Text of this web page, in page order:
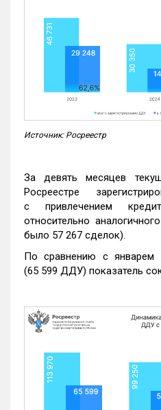
Источник: Росреестр
За девять месяцев
Росреестре
с привлечением
относительно
было 57 267 сделок).
По сравнению с январем
(65 599 ДДУ) показатель